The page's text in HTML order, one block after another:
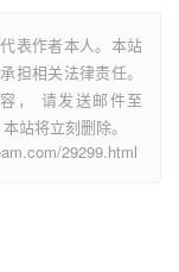
表作者本人。本站
担相关法律责任。
， 请发送邮件至
站将立刻删除。
29299.html